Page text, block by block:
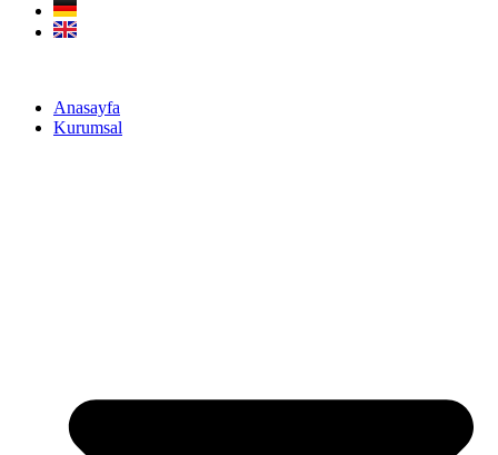
Anasayfa
Kurumsal